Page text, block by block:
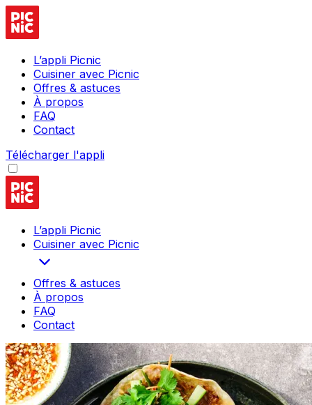
L’appli Picnic
Cuisiner avec Picnic
Offres & astuces
À propos
FAQ
Contact
Télécharger l'appli
L’appli Picnic
Cuisiner avec Picnic
Offres & astuces
À propos
FAQ
Contact